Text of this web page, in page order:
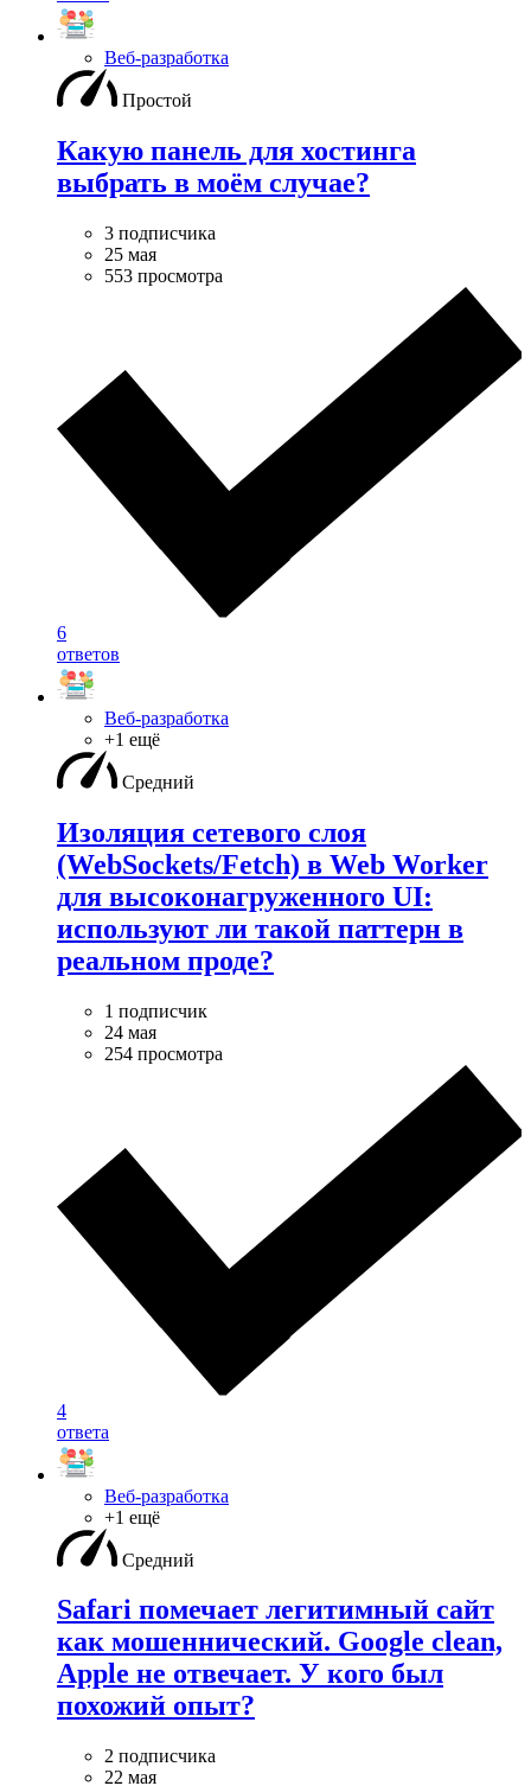
Веб-разработка
Простой
Какую панель для хостинга
выбрать в моём случае?
3 подписчика
25 мая
553 просмотра
6
ответов
Веб-разработка
+1 ещё
Средний
Изоляция сетевого слоя
(WebSockets/Fetch) в Web Worker
для высоконагруженного UI:
используют ли такой паттерн в
реальном проде?
1 подписчик
24 мая
254 просмотра
4
ответа
Веб-разработка
+1 ещё
Средний
Safari помечает легитимный сайт
как мошеннический. Google clean,
Apple не отвечает. У кого был
похожий опыт?
2 подписчика
22 мая